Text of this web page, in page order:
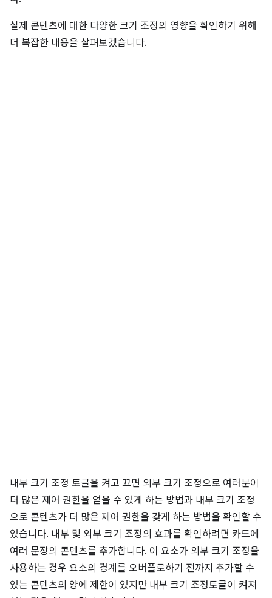
실제 콘텐츠에 대한 다양한 크기 조정의 영향을 확인하기 위해
더 복잡한 내용을 살펴보겠습니다.
내부 크기 조정 토글을 켜고 끄면 외부 크기 조정으로 여러분이
더 많은 제어 권한을 얻을 수 있게 하는 방법과 내부 크기 조정
으로 콘텐츠가 더 많은 제어 권한을 갖게 하는 방법을 확인할 수
있습니다. 내부 및 외부 크기 조정의 효과를 확인하려면 카드에
여러 문장의 콘텐츠를 추가합니다. 이 요소가 외부 크기 조정을
사용하는 경우 요소의 경계를 오버플로하기 전까지 추가할 수
있는 콘텐츠의 양에 제한이 있지만 내부 크기 조정토글이 켜져